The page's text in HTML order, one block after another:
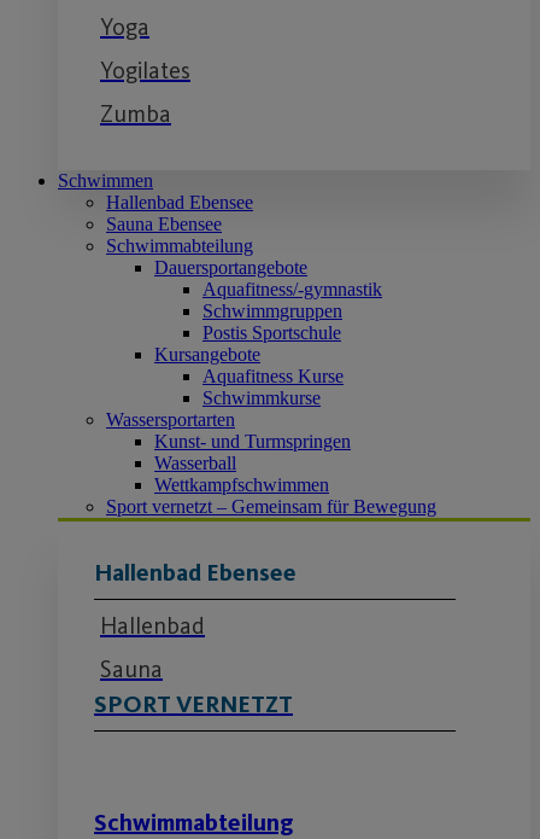
Yoga
Yogilates
Zumba
Schwimmen
Hallenbad Ebensee
Sauna Ebensee
Schwimmabteilung
Dauersportangebote
Aquafitness/-gymnastik
Schwimmgruppen
Postis Sportschule
Kursangebote
Aquafitness Kurse
Schwimmkurse
Wassersportarten
Kunst- und Turmspringen
Wasserball
Wettkampfschwimmen
Sport vernetzt – Gemeinsam für Bewegung
Hallenbad Ebensee
Hallenbad
Sauna
SPORT VERNETZT
Schwimmabteilung